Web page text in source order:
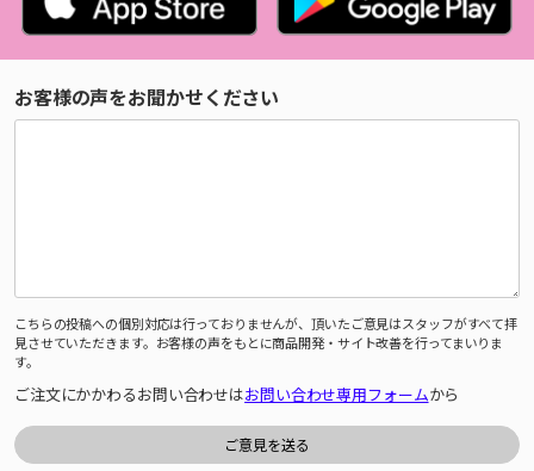
お客様の声をお聞かせください
こちらの投稿への個別対応は行っておりませんが、頂いたご意見はスタッフがすべて拝
見させていただきます。お客様の声をもとに商品開発・サイト改善を行ってまいりま
す。
ご注文にかかわるお問い合わせはお問い合わせ専用フォームから